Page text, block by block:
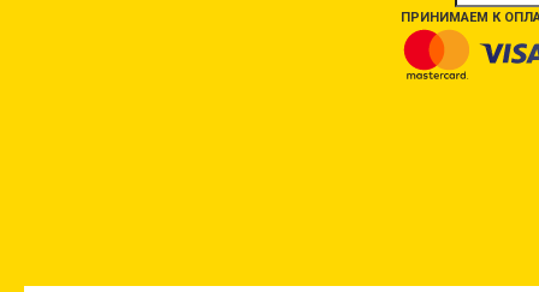
ПРИНИМАЕМ К